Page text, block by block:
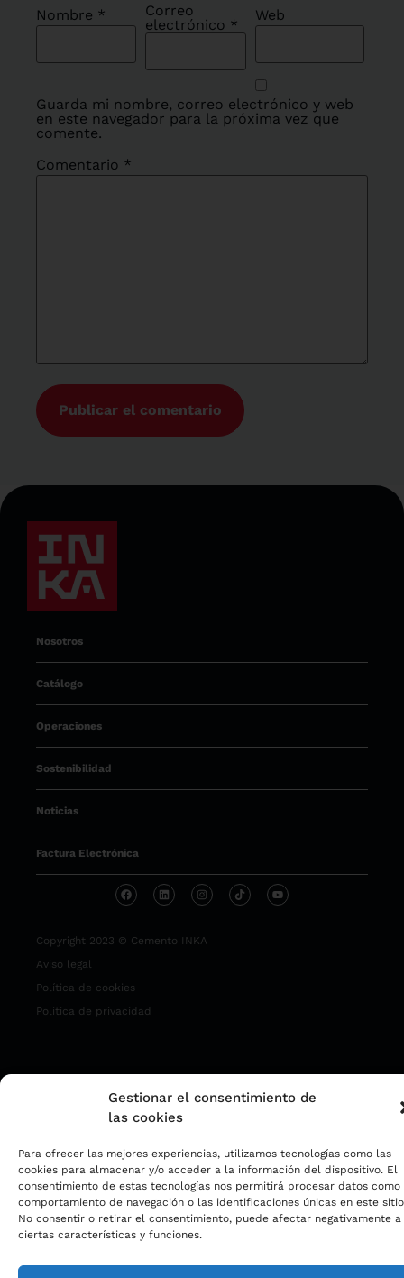
Gestionar el consentimiento de
las cookies
Para ofrecer las mejores experiencias, utilizamos tecnologías como las
cookies para almacenar y/o acceder a la información del dispositivo. El
consentimiento de estas tecnologías nos permitirá procesar datos como
comportamiento de navegación o las identificaciones únicas en este
No consentir o retirar el consentimiento, puede afectar negativamente a
ciertas características y funciones.
Nombre *
Correo
electrónico *
Web
Guarda mi nombre, correo electrónico y web
en este navegador para la próxima vez que
comente.
Comentario *
Nosotros
Catálogo
Operaciones
Sostenibilidad
Noticias
Factura Electrónica
Copyright 2023 © Cemento INKA
Aviso legal
Política de cookies
Política de privacidad